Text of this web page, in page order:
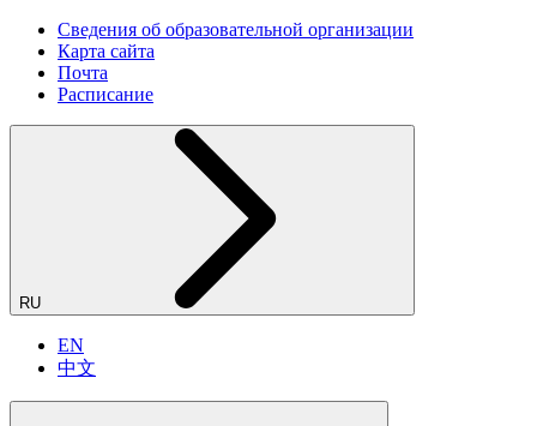
Сведения об образовательной организации
Карта сайта
Почта
Расписание
RU
EN
中文